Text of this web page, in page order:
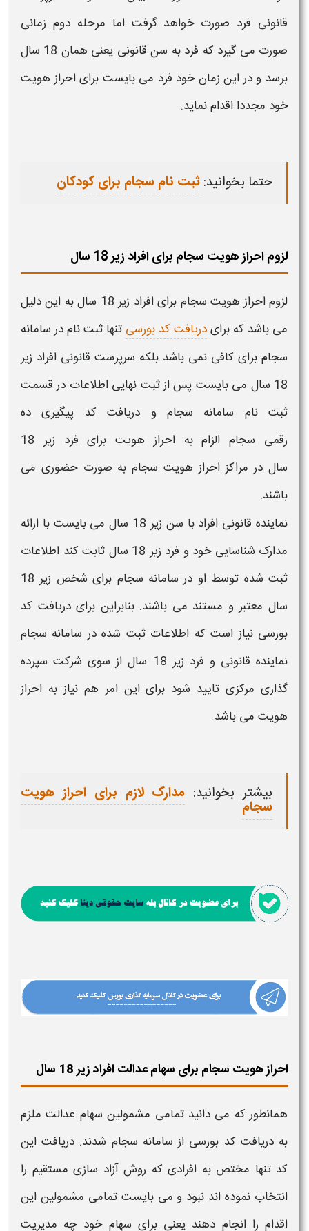
قانونی فرد صورت خواهد گرفت اما مرحله دوم زمانی
صورت می گیرد که فرد به سن قانونی یعنی همان 18 سال
برسد و در این زمان خود فرد می بایست برایاحراز هویت
خود مجددا اقدام نماید.
حتما بخوانید:ثبت نام سجام برای کودکان
لزوم احراز هویت سجام برای افراد زیر 18 سال
لزوماحراز هویت سجام برایافراد زیر 18 سال
به این دلیل
می باشد که برایدریافت کد بورسی تنها ثبت نام درسامانه
سجام برای کافی نمی باشد بلکه سرپرست قانونی افراد زیر
18 سال
می بایست پس از ثبت نهایی اطلاعات در قسمت
ثبت نام سامانه سجام و دریافت کد پیگیری ده
رقمی سجامالزام بهاحراز هویتبرای
فرد زیر 18
سالدر مراکزاحراز هویت سجام به صورت حضوری می
باشند.
نماینده قانونی افراد با سن زیر 18 سال
می بایست با ارائه
مدارک شناسایی خود و فرد زیر 18 سال
ثابت کند اطلاعات
ثبت شده توسط او در سامانه سجام برای شخص
زیر 18
سال معتبر و مستند می باشند. بنابراین برای دریافت کد
بورسی نیاز است که اطلاعات ثبت شده در سامانه سجام
نماینده قانونی و فرد زیر 18 سال از سوی شرکت سپرده
گذاری مرکزی تایید شود برای این امر هم نیاز به احراز
هویت می باشد.
بیشتر بخوانید: مدارک لازم برای احراز هویت
سجام
احراز هویت سجام برای سهام عدالت افراد زیر 18 سال
همانطور که می دانید تمامی مشمولین سهام عدالتملزم
به دریافت کد بورسی از سامانه سجام شدند. دریافت این
کد تنها مختص به افرادی که روش آزاد سازی مستقیم را
انتخاب نموده اند نبود و می بایست تمامی مشمولین این
اقدام را انجام دهند یعنی برای سهام خود چه مدیریت